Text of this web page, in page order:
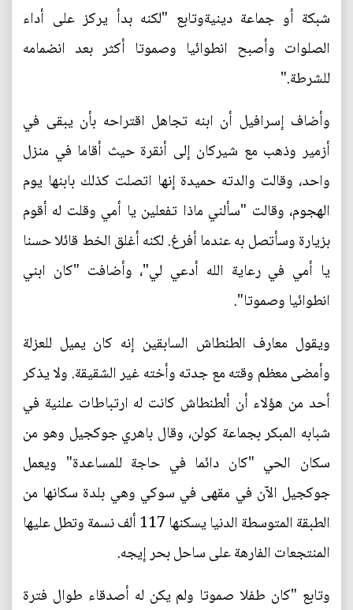
شبكة أو جماعة دينيةوتابع "لكنه بدأ يركز على أداء
الصلوات وأصبح انطوائيا وصموتا أكثر بعد انضمامه
للشرطة."
وأضاف إسرافيل أن ابنه تجاهل اقتراحه بأن يبقى في
أزمير وذهب مع شيركان إلى أنقرة حيث أقاما في منزل
واحد، وقالت والدته حميدة إنها اتصلت كذلك بابنها يوم
الهجوم، وقالت "سألني ماذا تفعلين يا أمي وقلت له أقوم
بزيارة وسأتصل به عندما أفرغ. لكنه أغلق الخط قائلا حسنا
يا أمي في رعاية الله أدعي لي"، وأضافت "كان ابني
انطوائيا وصموتا".
ويقول معارف الطنطاش السابقين إنه كان يميل للعزلة
وأمضى معظم وقته مع جدته وأخته غير الشقيقة. ولا يذكر
أحد من هؤلاء أن ألطنطاش كانت له ارتباطات علنية في
شبابه المبكر بجماعة كولن، وقال باهري جوكجيل وهو من
سكان الحي "كان دائما في حاجة للمساعدة" ويعمل
جوكجيل الآن في مقهى في سوكي وهي بلدة سكانها من
الطبقة المتوسطة الدنيا يسكنها 117 ألف نسمة وتطل عليها
المنتجعات الفارهة على ساحل بحر إيجه.
وتابع "كان طفلا صموتا ولم يكن له أصدقاء طوال فترة